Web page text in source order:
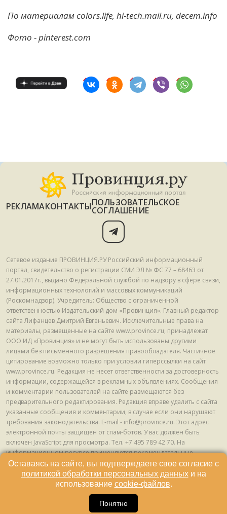
По материалам colors.life, hi-tech.mail.ru, decem.info
Фото - pinterest.com
РЕКЛАМАКОНТАКТЫПОЛЬЗОВАТЕЛЬСКОЕ
СОГЛАШЕНИЕ
Сетевое издание ПРОВИНЦИЯ.РУ Российский информационный
портал, свидетельство о регистрации СМИ ЭЛ № ФС 77 – 68463 от
27.01.2017г., выдано Федеральной службой по надзору в сфере связи,
информационных технологий и массовых коммуникаций
(Роскомнадзор). Учредитель: Общество с ограниченной
ответственностью Издательский дом «Провинция». Главный редактор
сайта Лифанцев Дмитрий Евгеньевич. Исключительные права на
материалы, размещенные на сайте www.province.ru, принадлежат
ООО ИД «Провинция» и не могут быть использованы другими
лицами без письменного разрешения правообладателя. Частичное
цитирование возможно только при условии гиперссылки на сайт
www.province.ru. Редакция не несет ответственности за достоверность
информации, содержащейся в рекламных объявлениях. Сообщения
и комментарии пользователей на сайте размещаются без
предварительного редактирования. Редакция вправе удалить с сайта
указанные сообщения и комментарии, в случае если они нарушают
требования законодательства. E-mail - info@province.ru. Этот адрес
электронной почты защищен от спам-ботов. У вас должен быть
включен JavaScript для просмотра. Tел. +7 495 789 42 70. На
информационном ресурсе применяются рекомендательные
технологии (информационные технологии предоставления
информации на основе сбора, систематизации и анализа сведений,
относящихся к предпочтениям пользователей сети "Интернет",
находящихся на территории Российской Федерации) © ООО ИД
Оставаясь на сайте, вы подтверждаете свое согласие с
политикой обработки персональных данныхи на
использование cookie-файлов.
Понятно